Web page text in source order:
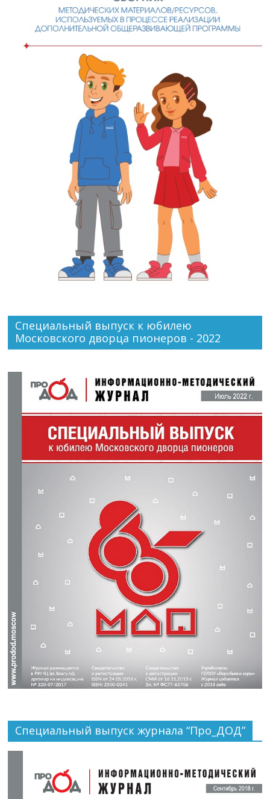
Специальный выпуск к юбилею
Московского дворца пионеров - 2022
Специальный выпуск журнала “Про_ДОД”